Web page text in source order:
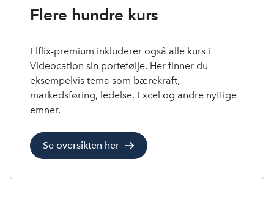
Flere hundre kurs
Elflix-premium inkluderer også alle kurs i
Videocation sin portefølje. Her finner du
eksempelvis tema som bærekraft,
markedsføring, ledelse, Excel og andre nyttige
emner.
Se oversikten her